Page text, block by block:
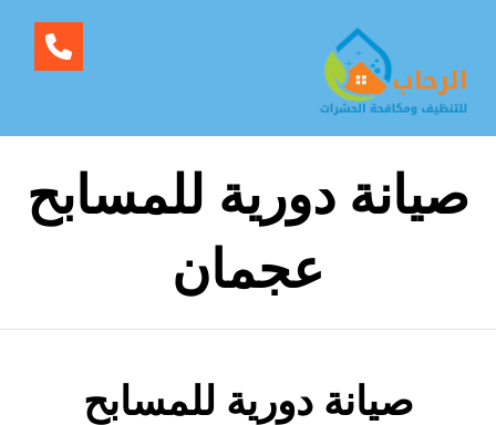
صيانة دورية للمسابح
عجمان
صيانة دورية للمسابح